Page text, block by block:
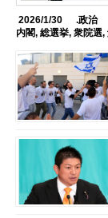
2026/1/30 .政治
内閣,総選挙,衆院選,